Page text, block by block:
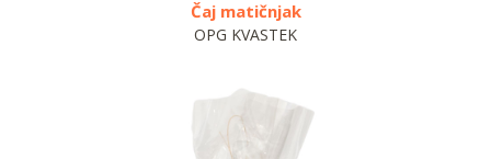
Čaj matičnjak
OPG KVASTEK